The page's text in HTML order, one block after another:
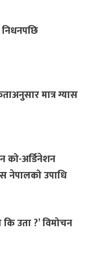
मात्र ग्यास
अर्डिनेशन
नेपालको उपाधि
उता ?’ विमोचन